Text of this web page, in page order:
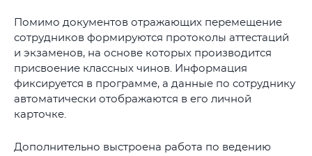
Помимо документов отражающих перемещение
сотрудников формируются протоколы аттестаций
и экзаменов, на основе которых производится
присвоение классных чинов. Информация
фиксируется в программе, а данные по сотруднику
автоматически отображаются в его личной
карточке.
Дополнительно выстроена работа по ведению